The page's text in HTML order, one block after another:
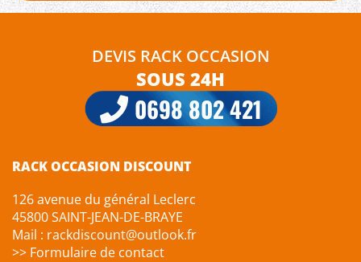
DEVIS RACK OCCASION
SOUS 24H
0698 802 421
RACK OCCASION DISCOUNT
126 avenue du général Leclerc
45800 SAINT-JEAN-DE-BRAYE
Mail : rackdiscount@outlook.fr
>> Formulaire de contact